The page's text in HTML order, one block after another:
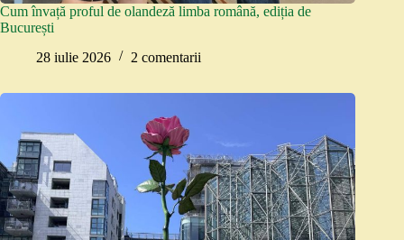
Cum învață proful de olandeză limba română, ediția de
București
28 iulie 2026
2 comentarii